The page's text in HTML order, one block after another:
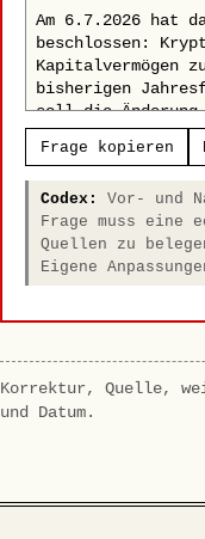
Frage kopieren
Codex:
Vor- und
Frage muss eine
Quellen zu
Eigene
Korrektur, Quelle,
und Datum.